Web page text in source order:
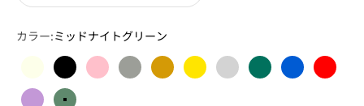
カラー:ミッドナイトグリーン
アイボリー
ブラックピンクオートミールグレー
シャンパンゴールド
イエローシルバーグリーンブルー赤色